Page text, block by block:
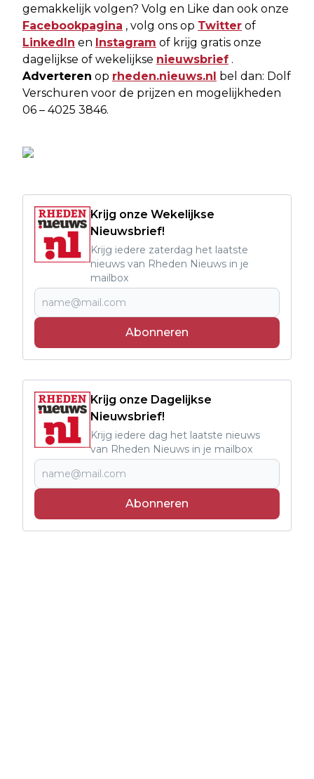
gemakkelijk volgen? Volg en Like dan ook onze
Facebookpagina , volg ons op Twitter of
LinkedIn en Instagram of krijg gratis onze
dagelijkse of wekelijkse nieuwsbrief .
Adverteren op rheden.nieuws.nl bel dan: Dolf
Verschuren voor de prijzen en mogelijkheden
06 – 4025 3846.
Krijg onze Wekelijkse
Nieuwsbrief!
Krijg iedere zaterdag het laatste
nieuws van Rheden Nieuws in je
mailbox
Abonneren
Krijg onze Dagelijkse
Nieuwsbrief!
Krijg iedere dag het laatste nieuws
van Rheden Nieuws in je mailbox
Abonneren